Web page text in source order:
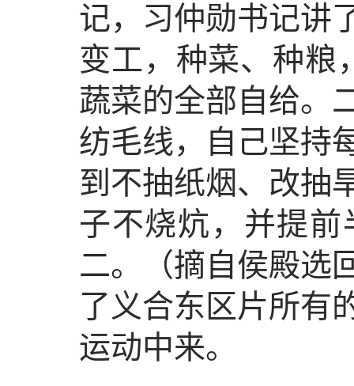
记，习仲勋书记讲
变工，种菜、种粮
蔬菜的全部自给。
纺毛线，自己坚持
到不抽纸烟、改抽
子不烧炕，并提
二。（摘自侯殿选
了义合东区片所有
运动中来。